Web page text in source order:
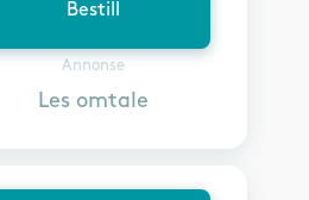
Bestill
Annonse
Les omtale